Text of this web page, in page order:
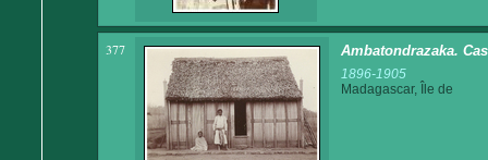
377 Ambatondrazaka.
1896-1905
Madagascar, Île de